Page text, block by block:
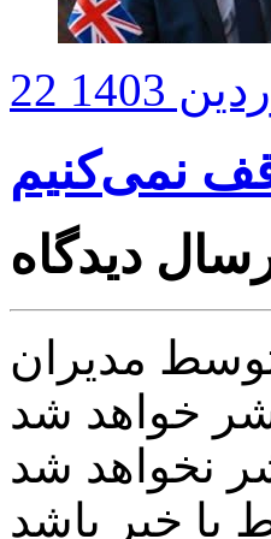
1403
نمی‌کنیم
دیدگاه
مدیران
با خبر باشد